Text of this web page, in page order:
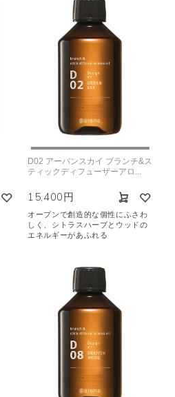
D02 アーバンスカイ ブランチ&ス
ティックディフューザーアロ...
15,400円
オープンで創造的な個性にふさわ
しく、シトラスハーブとウッドの
エネルギーがあふれる